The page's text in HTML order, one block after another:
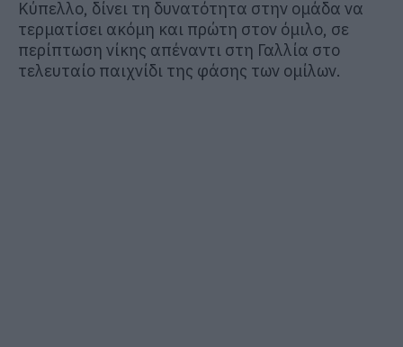
Κύπελλο, δίνει τη δυνατότητα στην ομάδα να
τερματίσει ακόμη και πρώτη στον όμιλο, σε
περίπτωση νίκης απέναντι στη Γαλλία στο
τελευταίο παιχνίδι της φάσης των ομίλων.